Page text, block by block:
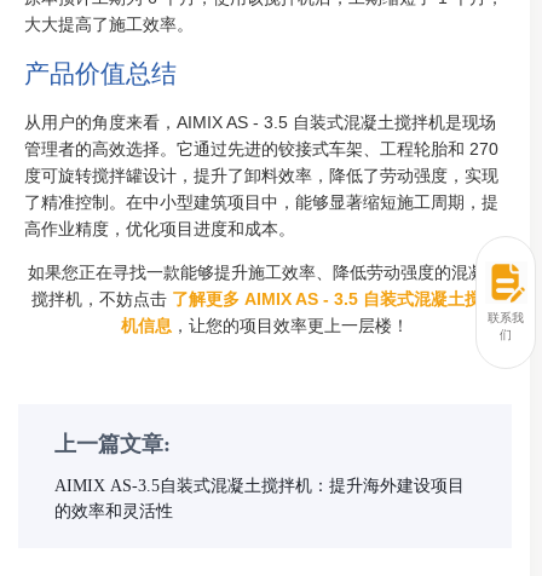
大大提高了施工效率。
产品价值总结
从用户的角度来看，AIMIX AS - 3.5 自装式混凝土搅拌机是现场
管理者的高效选择。它通过先进的铰接式车架、工程轮胎和 270
度可旋转搅拌罐设计，提升了卸料效率，降低了劳动强度，实现
了精准控制。在中小型建筑项目中，能够显著缩短施工周期，提
高作业精度，优化项目进度和成本。
如果您正在寻找一款能够提升施工效率、降低劳动强度的混凝土
搅拌机，不妨点击 了解更多 AIMIX AS - 3.5 自装式混凝土搅拌
机信息 ，让您的项目效率更上一层楼！
上一篇文章:
AIMIX AS-3.5自装式混凝土搅拌机：提升海外建设项目
的效率和灵活性
联系我
们